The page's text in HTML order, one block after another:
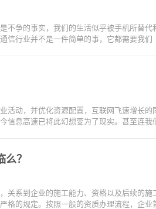
不争的事实，我们的生活似乎被手机所替
信行业并不是一件简单的事，它都需要我们
活动，并优化资源配置，互联网飞速增长
信息高速已将此幻想变为了现实。甚至连我
？
关系到企业的施工能力、资格以及后续的
格的规定。按照一般的资质办理流程，企业